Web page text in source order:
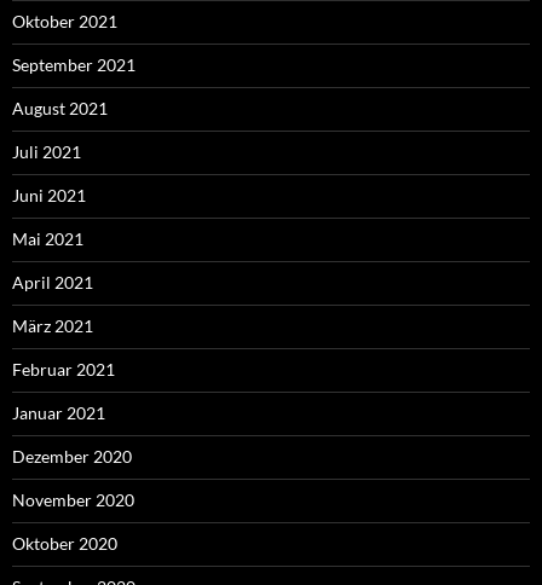
Oktober 2021
September 2021
August 2021
Juli 2021
Juni 2021
Mai 2021
April 2021
März 2021
Februar 2021
Januar 2021
Dezember 2020
November 2020
Oktober 2020